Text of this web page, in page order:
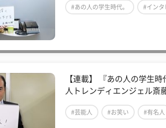
#あの人の学生時代。 #インタ
【連載】 『あの人の学生
人トレンディエンジェル斎
#芸能人 #お笑い #有名人